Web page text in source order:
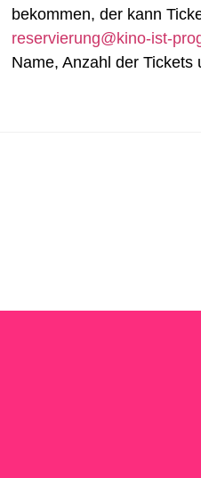
bekommen, der kann
reservierung@kino-ist-
Name, Anzahl der Tickets